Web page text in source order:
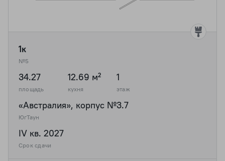
1к
№5
34.27
площадь
12.69 м²
кухня
1
этаж
«Австралия», корпус №3.7
ЮгТаун
IV кв. 2027
Срок сдачи